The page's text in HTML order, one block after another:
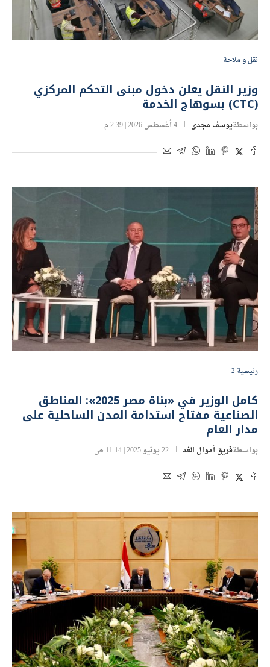
نقل و ملاحة
وزير النقل يعلن دخول مبنى التحكم المركزي
(CTC) بسوهاج الخدمة
بواسطةيوسف مجدى 4 أغسطس 2026 | 2:39 م
رئيسية 2
كامل الوزير في «بناة مصر 2025»: المناطق
الصناعية مفتاح استدامة المدن الساحلية على
مدار العام
بواسطةفريق أموال الغد 22 يونيو 2025 | 11:14 ص